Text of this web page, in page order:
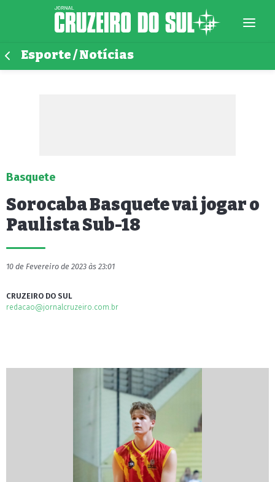
Esporte / Notícias
Basquete
Sorocaba Basquete vai jogar o
Paulista Sub-18
10 de Fevereiro de 2023 às 23:01
CRUZEIRO DO SUL
redacao@jornalcruzeiro.com.br